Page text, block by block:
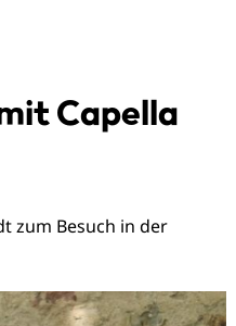
Capella
zum Besuch in der